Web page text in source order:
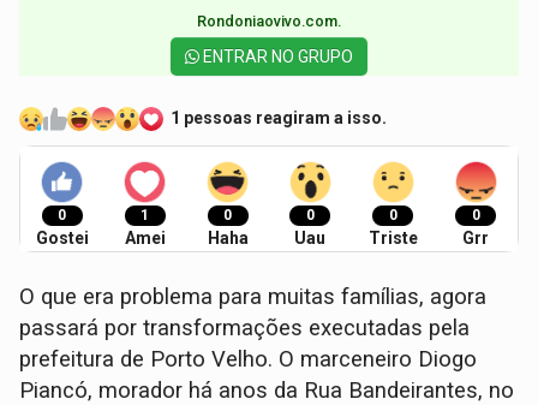
Rondoniaovivo.com.​
ENTRAR NO GRUPO
1 pessoas reagiram a isso.
0
Gostei
1
Amei
0
Haha
0
Uau
0
Triste
0
Grr
O que era problema para muitas famílias, agora
passará por transformações executadas pela
prefeitura de Porto Velho. O marceneiro Diogo
Piancó, morador há anos da Rua Bandeirantes, no